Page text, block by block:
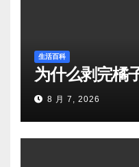
生活百科
为什么剥完橘
8 月 7, 2026